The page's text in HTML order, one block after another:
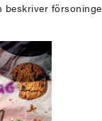
beskriver